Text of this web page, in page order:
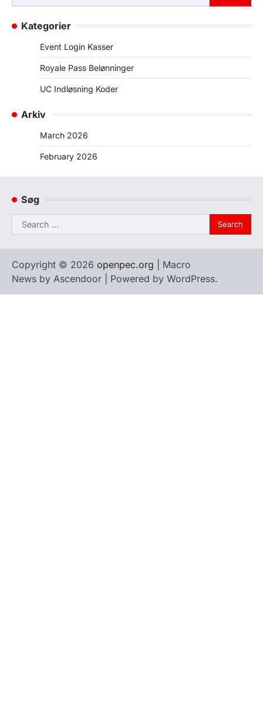
for:
Kategorier
Event Login Kasser
Royale Pass Belønninger
UC Indløsning Koder
Arkiv
March 2026
February 2026
Søg
Search
for:
Copyright © 2026 openpec.org | Macro
News by Ascendoor | Powered by WordPress.